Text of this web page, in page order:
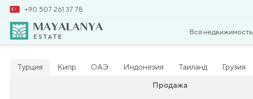
+90 507 261 37 78
Вся недвижимость
Турция Кипр ОАЭ Индонезия Таиланд Грузия
Продажа